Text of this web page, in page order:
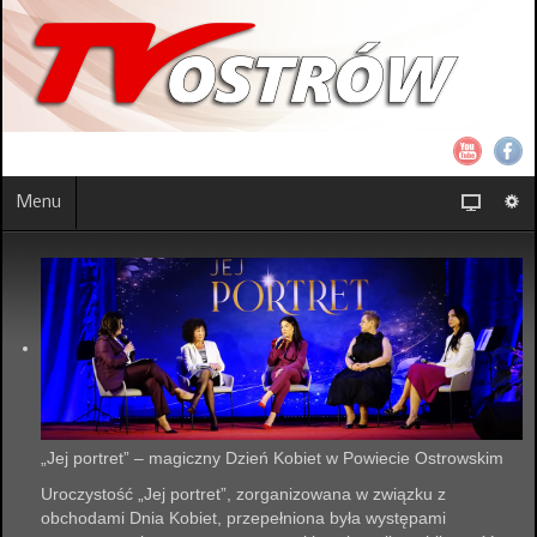
Menu
„Jej portret” – magiczny Dzień Kobiet w Powiecie Ostrowskim
Uroczystość „Jej portret”, zorganizowana w związku z
obchodami Dnia Kobiet, przepełniona była występami